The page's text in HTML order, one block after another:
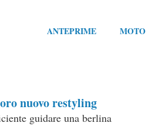
ANTEPRIME MOTO
nuovo restyling
guidare una berlina